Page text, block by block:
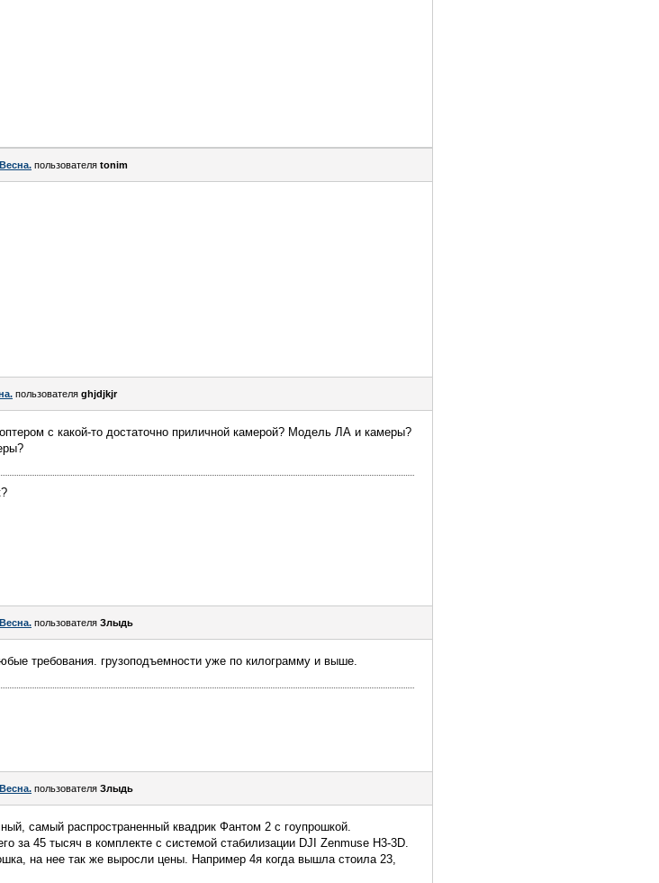
пользователя tonim
пользователя ghjdjkjr
с какой-то достаточно приличной камерой? Модель ЛА и камеры?
пользователя Злыдь
требования. грузоподъемности уже по килограмму и выше.
пользователя Злыдь
самый распространенный квадрик Фантом 2 с гоупрошкой.
за 45 тысяч в комплекте с системой стабилизации DJI Zenmuse H3-3D.
на нее так же выросли цены. Например 4я когда вышла стоила 23,